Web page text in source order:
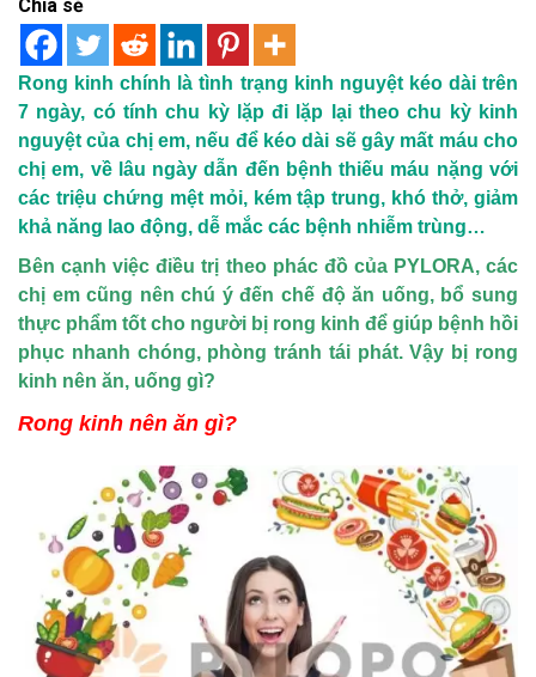
Chia sẻ
Rong kinh chính là tình trạng kinh nguyệt kéo dài trên
7 ngày, có tính chu kỳ lặp đi lặp lại theo chu kỳ kinh
nguyệt của chị em, nếu để kéo dài sẽ gây mất máu cho
chị em, về lâu ngày dẫn đến bệnh thiếu máu nặng với
các triệu chứng mệt mỏi, kém tập trung, khó thở, giảm
khả năng lao động, dễ mắc các bệnh nhiễm trùng…
Bên cạnh việc điều trị theo phác đồ của PYLORA, các
chị em cũng nên chú ý đến chế độ ăn uống, bổ sung
thực phẩm tốt cho người bị rong kinh để giúp bệnh hồi
phục nhanh chóng, phòng tránh tái phát. Vậy bị rong
kinh nên ăn, uống gì?
Rong kinh nên ăn gì?